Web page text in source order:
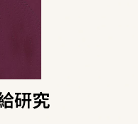
研究